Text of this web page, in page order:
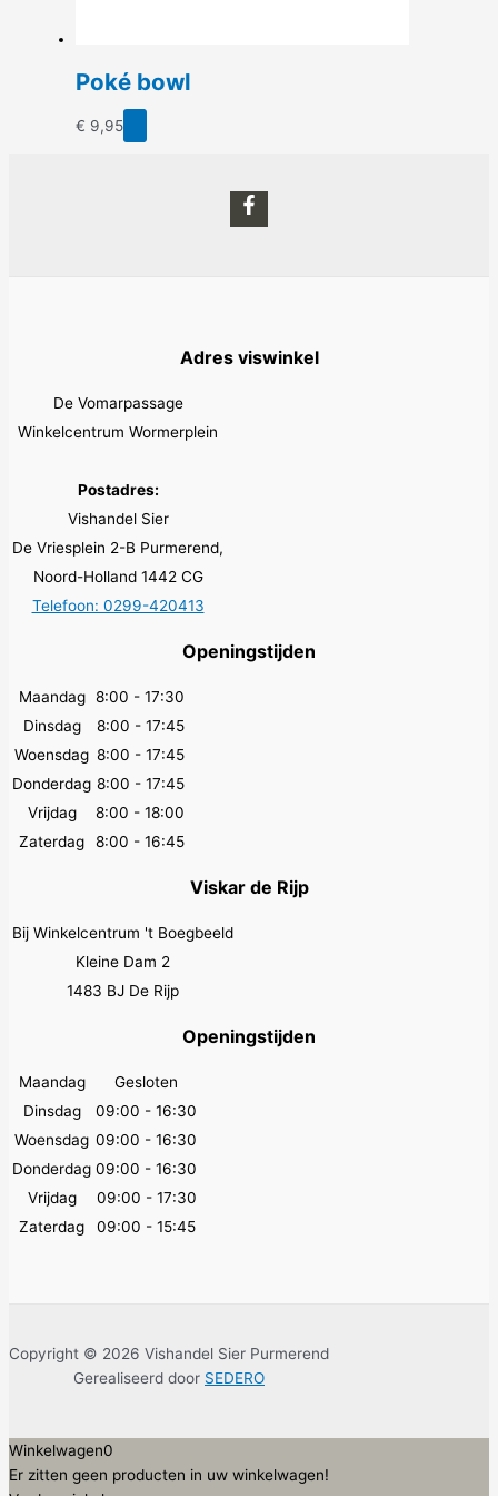
Poké bowl
€ 9,95
Adres viswinkel
De Vomarpassage
Winkelcentrum Wormerplein
Postadres:
Vishandel Sier
De Vriesplein 2-B Purmerend,
Noord-Holland 1442 CG
Telefoon: 0299-420413
Openingstijden
Maandag 8:00 - 17:30
Dinsdag
8:00 - 17:45
Woensdag 8:00 - 17:45
Donderdag 8:00 - 17:45
Vrijdag
8:00 - 18:00
Zaterdag
8:00 - 16:45
Viskar de Rijp
Bij Winkelcentrum 't Boegbeeld
Kleine Dam 2
1483 BJ De Rijp
Openingstijden
Maandag
Gesloten
Dinsdag
09:00 - 16:30
Woensdag 09:00 - 16:30
Donderdag 09:00 - 16:30
Vrijdag
09:00 - 17:30
Zaterdag
09:00 - 15:45
Copyright © 2026 Vishandel Sier Purmerend
Gerealiseerd door SEDERO
Winkelwagen0
Er zitten geen producten in uw winkelwagen!